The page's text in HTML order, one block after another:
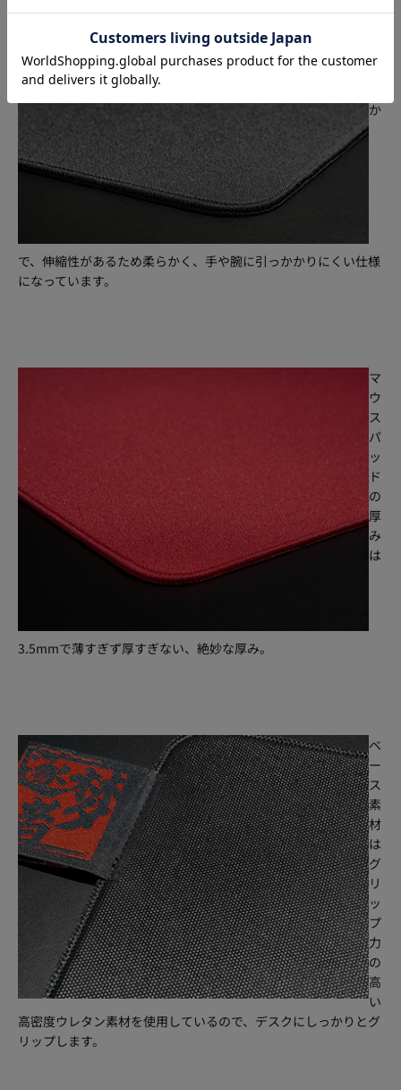
ッ
滑
か
で、伸縮性があるため柔らかく、手や腕に引っかかりにくい仕様
になっています。
マ
ウ
ス
パ
ッ
ド
の
厚
み
は
3.5mmで薄すぎず厚すぎない、絶妙な厚み。
ベ
ー
ス
素
材
は
グ
リ
ッ
プ
力
の
高
い
高密度ウレタン素材を使用しているので、デスクにしっかりとグ
リップします。